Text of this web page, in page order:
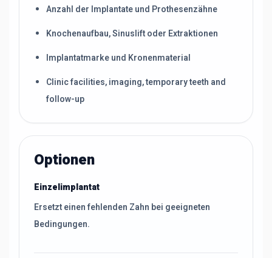
Anzahl der Implantate und Prothesenzähne
Knochenaufbau, Sinuslift oder Extraktionen
Implantatmarke und Kronenmaterial
Clinic facilities, imaging, temporary teeth and
follow-up
Optionen
Einzelimplantat
Ersetzt einen fehlenden Zahn bei geeigneten
Bedingungen.